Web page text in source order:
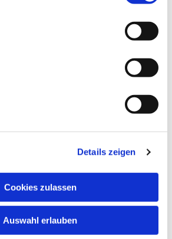
Details zeigen
Cookies zulassen
Auswahl erlauben
Männer an jedem 2 Mittwoch im